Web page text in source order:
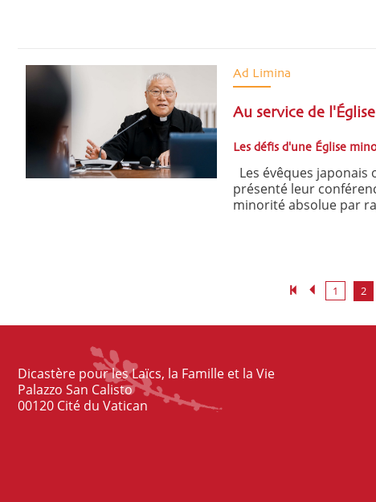
Ad Limina
Au service de
Les défis d'une Église
Les évêques
présenté leur
minorité absolue par
1 2
Dicastère pour les Laïcs, la Famille et la Vie
Palazzo San Calisto
00120 Cité du Vatican